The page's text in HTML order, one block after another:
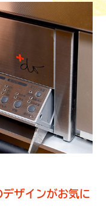
ザインがお気に